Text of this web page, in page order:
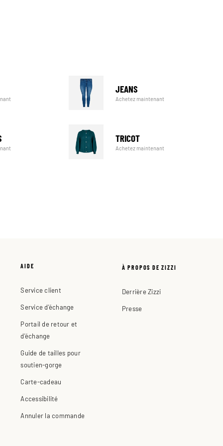
JEANS
Achetez maintenant
TRICOT
Achetez maintenant
AIDE
Service client
Service d'échange
Portail de retour et
d'échange
Guide de tailles pour
soutien-gorge
Carte-cadeau
Accessibilité
Annuler la commande
À PROPOS DE ZIZZI
Derrière Zizzi
Presse